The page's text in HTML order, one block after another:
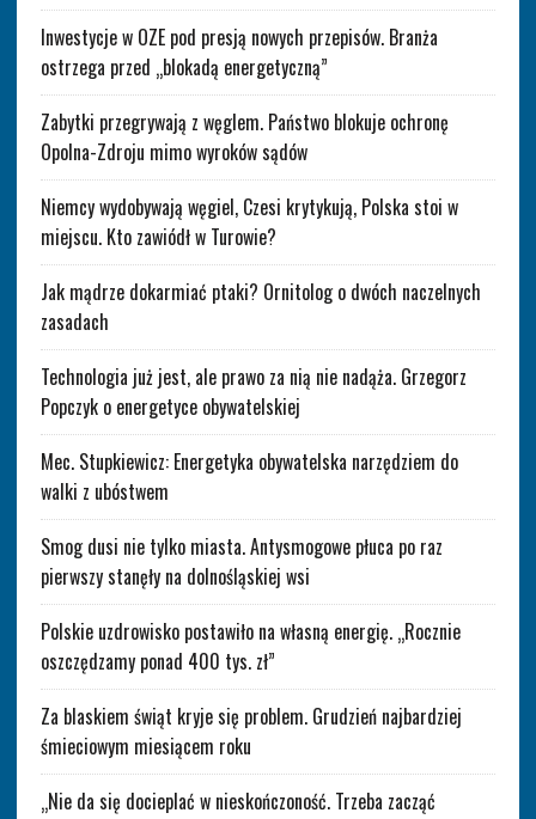
Inwestycje w OZE pod presją nowych przepisów. Branża
ostrzega przed „blokadą energetyczną”
Zabytki przegrywają z węglem. Państwo blokuje ochronę
Opolna-Zdroju mimo wyroków sądów
Niemcy wydobywają węgiel, Czesi krytykują, Polska stoi w
miejscu. Kto zawiódł w Turowie?
Jak mądrze dokarmiać ptaki? Ornitolog o dwóch naczelnych
zasadach
Technologia już jest, ale prawo za nią nie nadąża. Grzegorz
Popczyk o energetyce obywatelskiej
Mec. Stupkiewicz: Energetyka obywatelska narzędziem do
walki z ubóstwem
Smog dusi nie tylko miasta. Antysmogowe płuca po raz
pierwszy stanęły na dolnośląskiej wsi
Polskie uzdrowisko postawiło na własną energię. „Rocznie
oszczędzamy ponad 400 tys. zł”
Za blaskiem świąt kryje się problem. Grudzień najbardziej
śmieciowym miesiącem roku
„Nie da się docieplać w nieskończoność. Trzeba zacząć